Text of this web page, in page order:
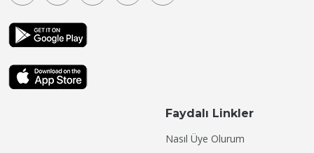
Faydalı Linkler
Nasıl Üye Olurum